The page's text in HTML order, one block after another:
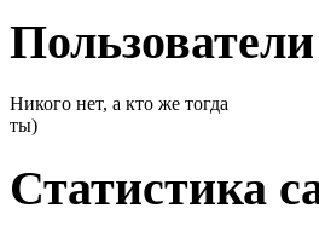
Никого нет, а кто же тогда
ты)
Статистика